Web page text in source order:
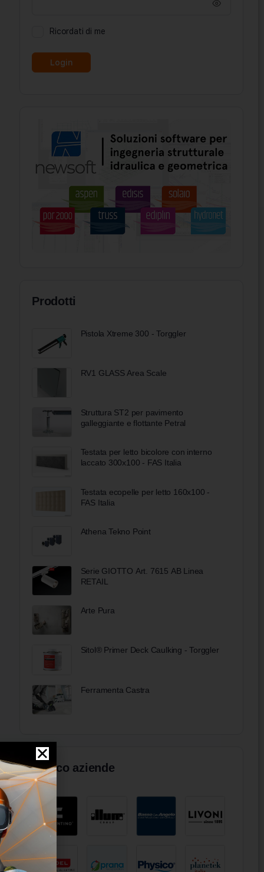
Ricordati di me
Prodotti
Pistola Xtreme 300 - Torggler
RV1 GLASS Area Scale
Struttura ST2 per pavimento
galleggiante e flottante Petral
Testata per letto bicolore con interno
laccato 300x100 - FAS Italia
Testata ecopelle per letto 160x100 -
FAS Italia
Athena Tekno Point
Serie GIOTTO Art. 7615 AB Linea
RETAIL
Arte Pura
Sitol® Primer Deck Caulking - Torggler
Ferramenta Castra
Elenco aziende